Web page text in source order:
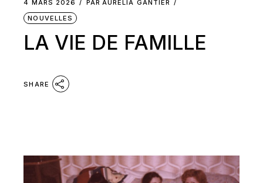
4 MARS 2026 PAR AURELIA GANTIER
NOUVELLES
LA VIE DE FAMILLE
SHARE